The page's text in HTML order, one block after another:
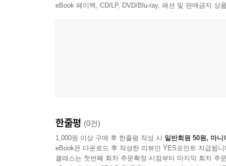
eBook 페이백, CD/LP, DVD/Blu-ray, 패션 및 판매금지 상
한줄평 (0건)
1,000원 이상 구매 후 한줄평 작성 시 일반회원 50원, 마니
eBook은 다운로드 후 작성한 리뷰만 YES포인트 지급됩니
클래스는 첫번째 회차 주문확정 시점부터 마지막 회차 주